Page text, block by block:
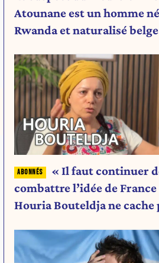
Atounane est un homme
Rwanda et naturalisé
« Il faut continuer
combattre l’idée de France
Houria Bouteldja ne cache